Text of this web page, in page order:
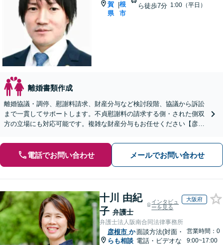
賀
県
|根
市
ら徒歩7分 1:00（平日）
離婚書類作成
離婚協議・調停、慰謝料請求、財産分与など検討段階、協議から訴訟
まで一貫してサポートします。不貞慰謝料の請求する側・された側双
方の立場にも対応可能です。複雑な財産分与もお任せください【彦根
電話でお問い合わせ メールでお問い合わせ
十川 由紀
子 弁護士
インタビュ
ーを見る
大阪府
弁護士法人阪南合同法律事務所
彦根市 か
らも相談
面談方法(対面・
電話・ビデオな
営業時間：0
9:00~17:00